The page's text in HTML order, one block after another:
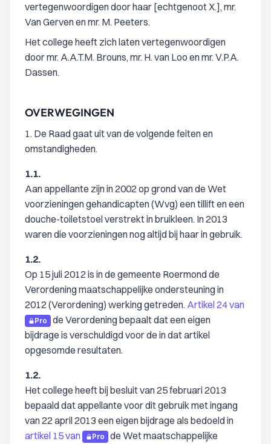
vertegenwoordigen door haar [echtgenoot X.], mr.
Van Gerven en mr. M. Peeters.
Het college heeft zich laten vertegenwoordigen
door mr. A.A.T.M. Brouns, mr. H. van Loo en mr. V.P.A.
Dassen.
OVERWEGINGEN
1. De Raad gaat uit van de volgende feiten en
omstandigheden.
1.1.
Aan appellante zijn in 2002 op grond van de Wet
voorzieningen gehandicapten (Wvg) een tillift en een
douche-toiletstoel verstrekt in bruikleen. In 2013
waren die voorzieningen nog altijd bij haar in gebruik.
1.2.
Op 15 juli 2012 is in de gemeente Roermond de
Verordening maatschappelijke ondersteuning in
2012 (Verordening) werking getreden. Artikel 24 van
Pro
de Verordening bepaalt dat een eigen
bijdrage is verschuldigd voor de in dat artikel
opgesomde resultaten.
1.2.
Het college heeft bij besluit van 25 februari 2013
bepaald dat appellante voor dit gebruik met ingang
van 22 april 2013 een eigen bijdrage als bedoeld in
artikel 15 van
Pro
de Wet maatschappelijke